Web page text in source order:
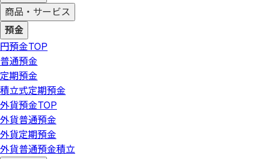
商品・サービス
預金
円預金TOP
普通預金
定期預金
積立式定期預金
外貨預金TOP
外貨普通預金
外貨定期預金
外貨普通預金積立